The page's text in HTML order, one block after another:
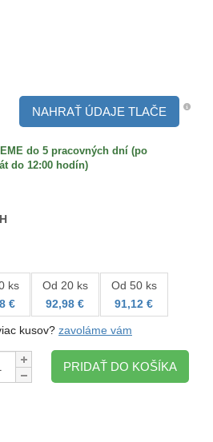
NAHRAŤ ÚDAJE TLAČE
do 5 pracovných dní (po
do 12:00 hodín)
ks
€
Od 20 ks
92,98 €
Od 50 ks
91,12 €
kusov? zavoláme vám
Množstvo:
PRIDAŤ DO KOŠÍKA